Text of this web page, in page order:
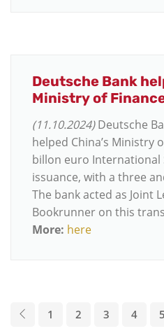
Deutsche Bank
Ministry of
(11.10.2024)Deutsche
helped China’s Ministry
billon euro International
issuance, with a three
The bank acted as Joint
Bookrunner on this
More: here
1 2 3 4 5